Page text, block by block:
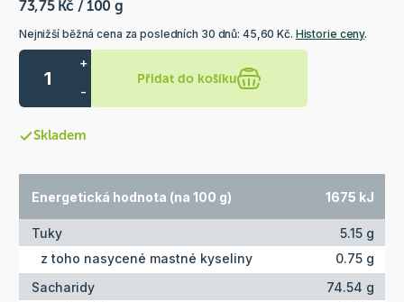
73,75 Kč / 100 g
Nejnižší běžná cena za posledních 30 dnů: 45,60 Kč. Historie ceny.
+
-
Přidat do košíku
Skladem
Energetická hodnota (na 100 g) 1675 kJ
Tuky
5.15 g
z toho nasycené mastné kyseliny
0.75 g
Sacharidy
74.54 g